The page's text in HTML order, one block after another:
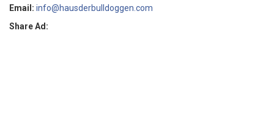
Email: info@hausderbulldoggen.com
Share Ad: